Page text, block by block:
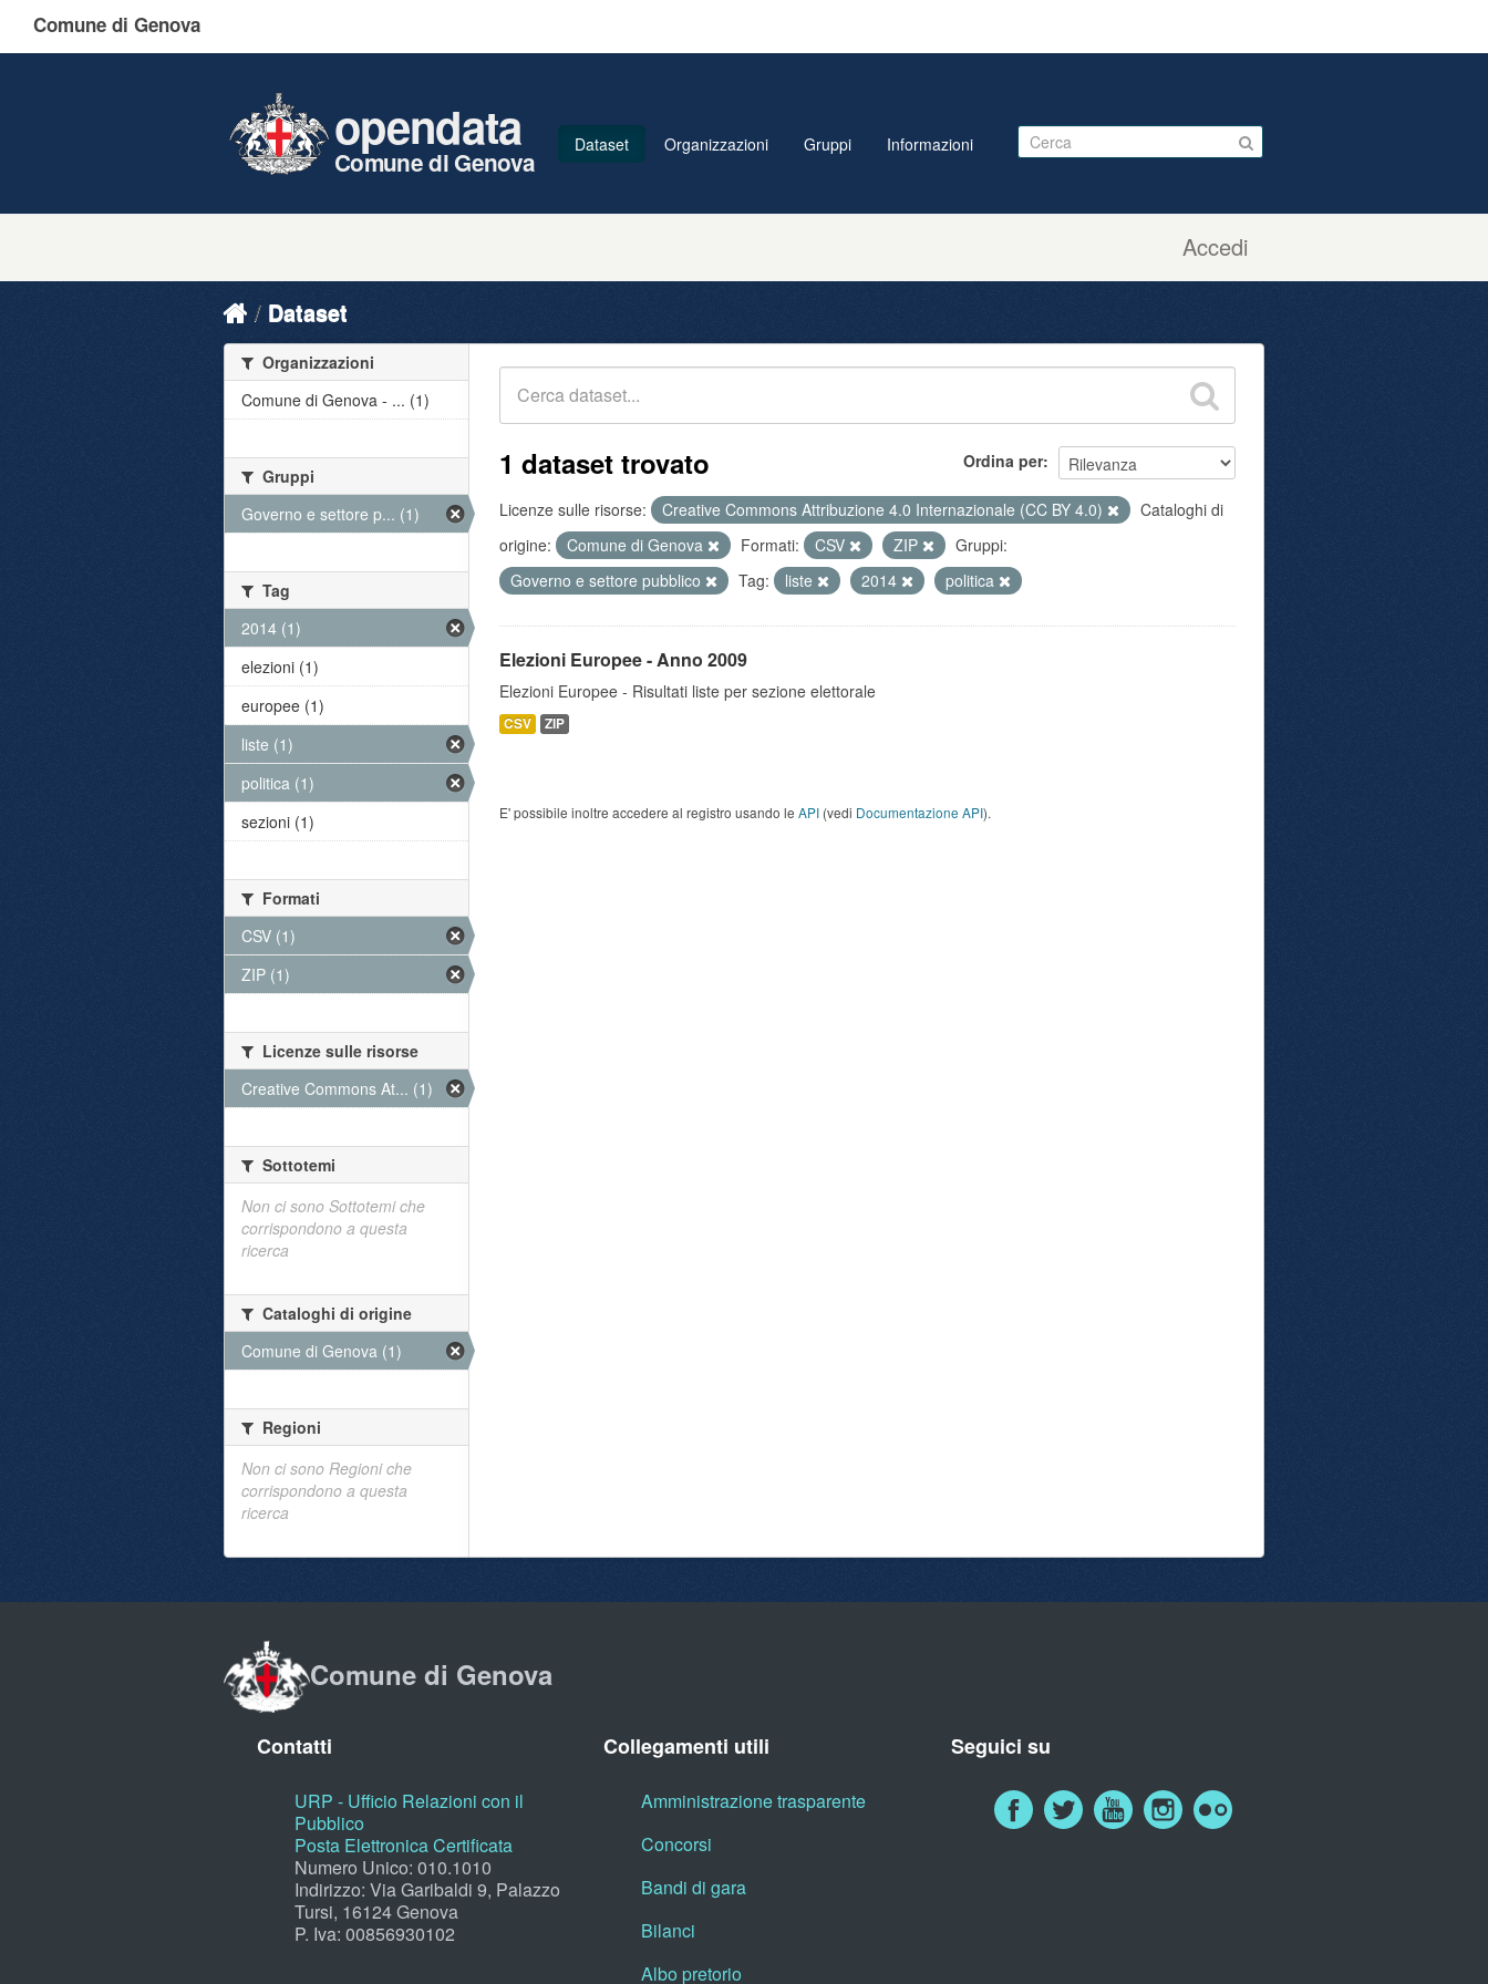
Comune di Genova
Accedi
opendata
Comune di Genova
Dataset Organizzazioni Gruppi Informazioni
Dataset
Ordina per
1 dataset trovato
Licenze sulle risorse: Creative Commons Attribuzione 4.0 Internazionale (CC BY 4.0)
Cataloghi di
origine:
Comune di Genova Formati: CSV ZIP
Gruppi:
Governo e settore pubblico
Tag: liste 2014 politica
Elezioni Europee - Anno 2009
Elezioni Europee - Risultati liste per sezione elettorale
CSV ZIP
E' possibile inoltre accedere al registro usando le API (vedi Documentazione API).
Organizzazioni
Comune di Genova - ... (1)
Gruppi
Governo e settore p... (1)
Tag
2014 (1)
elezioni (1)
europee (1)
liste (1)
politica (1)
sezioni (1)
Formati
CSV (1)
ZIP (1)
Licenze sulle risorse
Creative Commons At... (1)
Sottotemi
Non ci sono Sottotemi che
corrispondono a questa
ricerca
Cataloghi di origine
Comune di Genova (1)
Regioni
Non ci sono Regioni che
corrispondono a questa
ricerca
Comune di Genova
Contatti
URP - Ufficio Relazioni con il
Pubblico
Posta Elettronica Certificata
Numero Unico: 010.1010
Indirizzo: Via Garibaldi 9, Palazzo
Tursi, 16124 Genova
P. Iva: 00856930102
Collegamenti utili
Amministrazione trasparente
Concorsi
Bandi di gara
Bilanci
Albo pretorio
Seguici su